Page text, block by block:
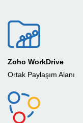
Zoho WorkDrive
Ortak Paylaşım Alanı